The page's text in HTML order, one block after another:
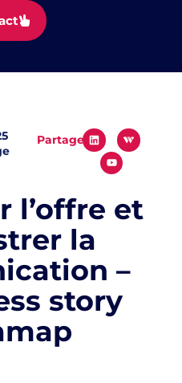
Partager
l’offre et
la
–
story